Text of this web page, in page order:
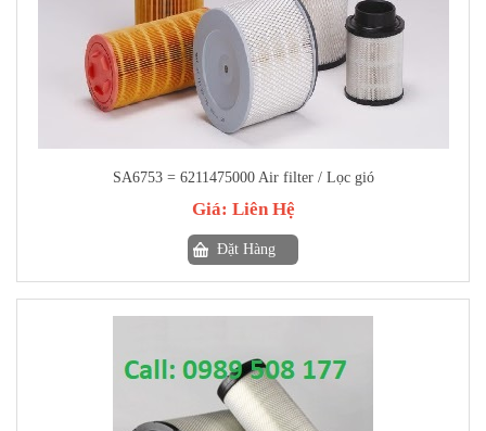
SA6753 = 6211475000 Air filter / Lọc gió
Giá: Liên Hệ
Đặt Hàng